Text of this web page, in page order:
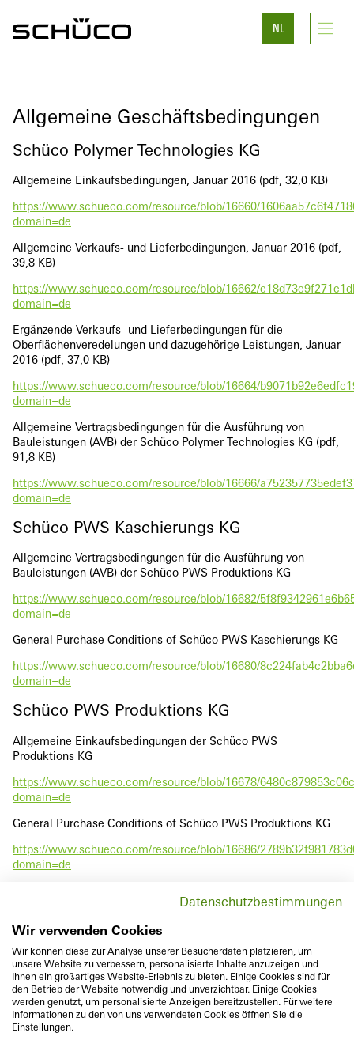
NL
Allgemeine Geschäftsbedingungen
Schüco Polymer Technologies KG
Allgemeine Einkaufsbedingungen, Januar 2016 (pdf, 32,0 KB)
https://www.schueco.com/resource/blob/16660/
domain=de
Allgemeine Verkaufs- und Lieferbedingungen, Januar 2016 (pdf,
39,8 KB)
https://www.schueco.com/resource/blob/16662/
domain=de
Ergänzende Verkaufs- und Lieferbedingungen für die
Oberflächenveredelungen und dazugehörige Leistungen, Januar
2016 (pdf, 37,0 KB)
https://www.schueco.com/resource/blob/16664/
domain=de
Allgemeine Vertragsbedingungen für die Ausführung von
Bauleistungen (AVB) der Schüco Polymer Technologies KG (pdf,
91,8 KB)
https://www.schueco.com/resource/blob/16666/
domain=de
Schüco PWS Kaschierungs KG
Allgemeine Vertragsbedingungen für die Ausführung von
Bauleistungen (AVB) der Schüco PWS Produktions KG
https://www.schueco.com/resource/blob/16682/
domain=de
General Purchase Conditions of Schüco PWS Kaschierungs KG
https://www.schueco.com/resource/blob/16680/
domain=de
Schüco PWS Produktions KG
Allgemeine Einkaufsbedingungen der Schüco PWS
Produktions KG
https://www.schueco.com/resource/blob/16678/
domain=de
General Purchase Conditions of Schüco PWS Produktions KG
https://www.schueco.com/resource/blob/16686/
domain=de
Bauleistungen (AVB) der Schüco PWS Produktions KG
https://www.schueco.com/resource/blob/16682/
domain=de
Datenschutzbestimmungen
Wir verwenden Cookies
Wir können diese zur Analyse unserer Besucherdaten platzieren, um
unsere Website zu verbessern, personalisierte Inhalte anzuzeigen und
Ihnen ein großartiges Website-Erlebnis zu bieten. Einige Cookies sind für
den Betrieb der Website notwendig und unverzichtbar. Einige Cookies
werden genutzt, um personalisierte Anzeigen bereitzustellen. Für weitere
Informationen zu den von uns verwendeten Cookies öffnen Sie die
Einstellungen.